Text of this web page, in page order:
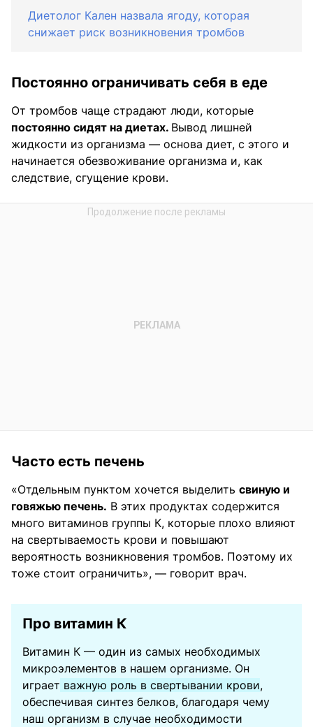
Диетолог Кален назвала ягоду, которая
снижает риск возникновения тромбов
Постоянно ограничивать себя в еде
От тромбов чаще страдают люди, которые
постоянно сидят на диетах. Вывод лишней
жидкости из организма — основа диет, с этого и
начинается обезвоживание организма и, как
следствие, сгущение крови.
Часто есть печень
«Отдельным пунктом хочется выделить свиную и
говяжью печень. В этих продуктах содержится
много витаминов группы К, которые плохо влияют
на свертываемость крови и повышают
вероятность возникновения тромбов. Поэтому их
тоже стоит ограничить», — говорит врач.
Про витамин К
Витамин К — один из самых необходимых
микроэлементов в нашем организме. Он
играет важную роль в свертывании крови,
обеспечивая синтез белков, благодаря чему
наш организм в случае необходимости